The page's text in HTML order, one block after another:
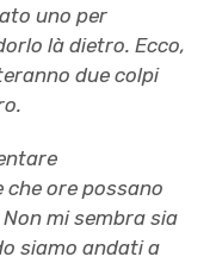
uno per
là dietro. Ecco,
due colpi
che ore possano
Non mi sembra sia
siamo andati a